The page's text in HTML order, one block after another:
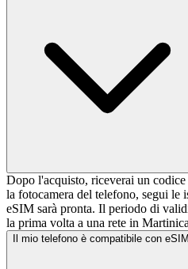
Dopo l'acquisto, riceverai un
la fotocamera del telefono, segui le
eSIM sarà pronta. Il periodo di
la prima volta a una rete in
Il mio telefono è compatibile con